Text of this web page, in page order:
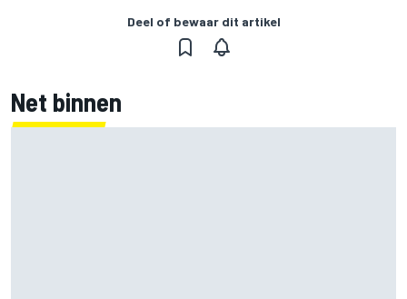
Deel of bewaar dit artikel
Net binnen